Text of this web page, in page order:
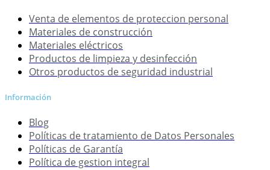
Venta de elementos de proteccion personal
Materiales de construcción
Materiales eléctricos
Productos de limpieza y desinfección
Otros productos de seguridad industrial
Información
Blog
Políticas de tratamiento de Datos Personales
Políticas de Garantía
Política de gestion integral